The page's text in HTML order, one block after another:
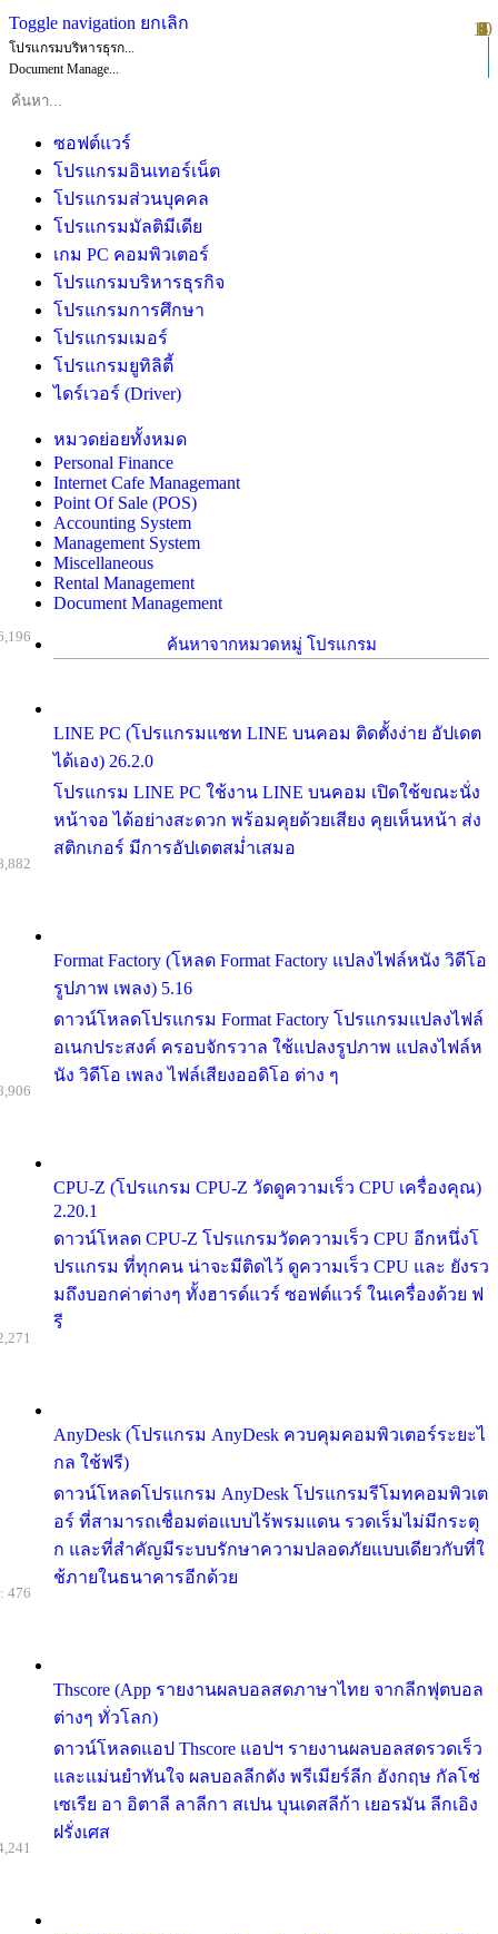
Toggle navigation ยกเลิก
โปรแกรมบริหารธุรก...
Document Manage...
ซอฟต์แวร์
โปรแกรมอินเทอร์เน็ต
โปรแกรมส่วนบุคคล
โปรแกรมมัลติมีเดีย
เกม PC คอมพิวเตอร์
โปรแกรมบริหารธุรกิจ
โปรแกรมการศึกษา
โปรแกรมเมอร์
โปรแกรมยูทิลิตี้
ไดร์เวอร์ (Driver)
หมวดย่อยทั้งหมด
Personal Finance
Internet Cafe Managemant
Point Of Sale (POS)
Accounting System
Management System
Miscellaneous
Rental Management
Document Management
ค้นหาจากหมวดหมู่ โปรแกรม
LINE PC (โปรแกรมแชท LINE บนคอม ติดตั้งง่าย อัปเดต
ได้เอง) 26.2.0
โปรแกรม LINE PC ใช้งาน LINE บนคอม เปิดใช้ขณะนั่ง
หน้าจอ ได้อย่างสะดวก พร้อมคุยด้วยเสียง คุยเห็นหน้า ส่ง
สติกเกอร์ มีการอัปเดตสม่ำเสมอ
Format Factory (โหลด Format Factory แปลงไฟล์หนัง วิดีโอ
รูปภาพ เพลง) 5.16
ดาวน์โหลดโปรแกรม Format Factory โปรแกรมแปลงไฟล์
อเนกประสงค์ ครอบจักรวาล ใช้แปลงรูปภาพ แปลงไฟล์ห
นัง วิดีโอ เพลง ไฟล์เสียงออดิโอ ต่าง ๆ
CPU-Z (โปรแกรม CPU-Z วัดดูความเร็ว CPU เครื่องคุณ)
2.20.1
ดาวน์โหลด CPU-Z โปรแกรมวัดความเร็ว CPU อีกหนึ่งโ
ปรแกรม ที่ทุกคน น่าจะมีติดไว้ ดูความเร็ว CPU และ ยังรว
มถึงบอกค่าต่างๆ ทั้งฮารด์แวร์ ซอฟต์แวร์ ในเครื่องด้วย ฟ
รี
AnyDesk (โปรแกรม AnyDesk ควบคุมคอมพิวเตอร์ระยะไ
กล ใช้ฟรี)
ดาวน์โหลดโปรแกรม AnyDesk โปรแกรมรีโมทคอมพิวเต
อร์ ที่สามารถเชื่อมต่อแบบไร้พรมแดน รวดเร็มไม่มีกระตุ
ก และที่สำคัญมีระบบรักษาความปลอดภัยแบบเดียวกับที่ใ
ช้ภายในธนาคารอีกด้วย
Thscore (App รายงานผลบอลสดภาษาไทย จากลีกฟุตบอล
ต่างๆ ทั่วโลก)
ดาวน์โหลดแอป Thscore แอปฯ รายงานผลบอลสดรวดเร็ว
และแม่นยำทันใจ ผลบอลลีกดัง พรีเมียร์ลีก อังกฤษ กัลโช่
เซเรีย อา อิตาลี ลาลีกา สเปน บุนเดสลีก้า เยอรมัน ลีกเอิง
ฝรั่งเศส
476
1
2
3
4
5
6
7
8
9
10